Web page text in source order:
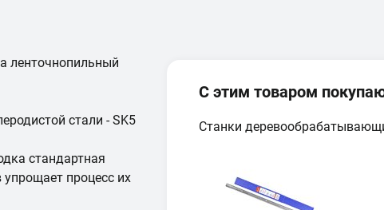
ленточнопильный
стали - SK5
стандартная
процесс их
С этим товаром
Станки